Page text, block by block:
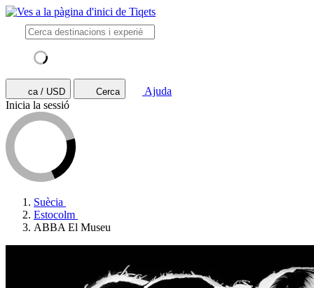
ca / USD Cerca
Ajuda
Inicia la sessió
Suècia
Estocolm
ABBA El Museu